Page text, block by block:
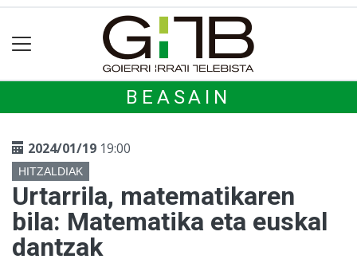
BEASAIN
2024/01/19 19:00
HITZALDIAK
Urtarrila, matematikaren
bila: Matematika eta euskal
dantzak